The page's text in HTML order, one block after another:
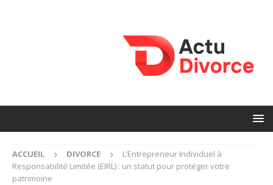
ACCUEIL DIVORCE
L’Entrepreneur Individuel à
Responsabilité Limitée (EIRL) : un statut pour protéger votre
patrimoine